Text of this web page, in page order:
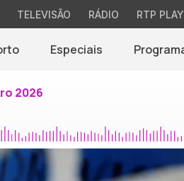
TELEVISÃO RÁDIO RTP PLAY
Especiais
2026